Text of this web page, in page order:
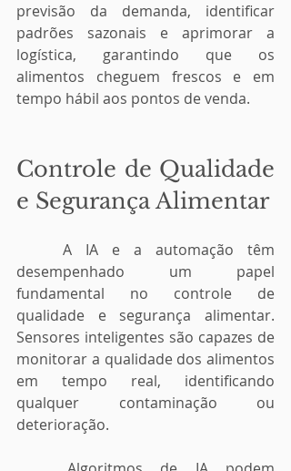
previsão da demanda, identificar
padrões sazonais e aprimorar a
logística, garantindo que os
alimentos cheguem frescos e em
tempo hábil aos pontos de venda.
Controle de Qualidade
e Segurança Alimentar
desempenhado um papel
fundamental no controle de
qualidade e segurança alimentar.
Sensores inteligentes são capazes de
monitorar a qualidade dos alimentos
em tempo real, identificando
qualquer contaminação ou
deterioração.